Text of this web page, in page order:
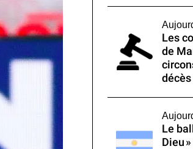
Les
de
décès
Le
Dieu